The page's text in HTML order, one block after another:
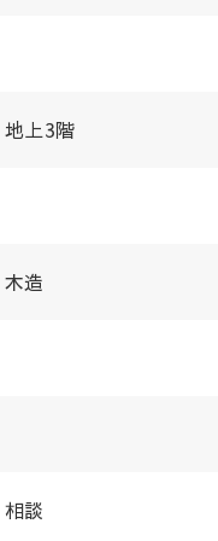
地上3階
木造
相談